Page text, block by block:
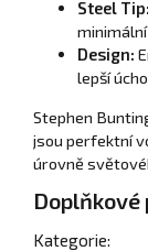
Steel Tip:
Design:
lepší
Stephen
jsou perfektní
úrovně
Kategorie: